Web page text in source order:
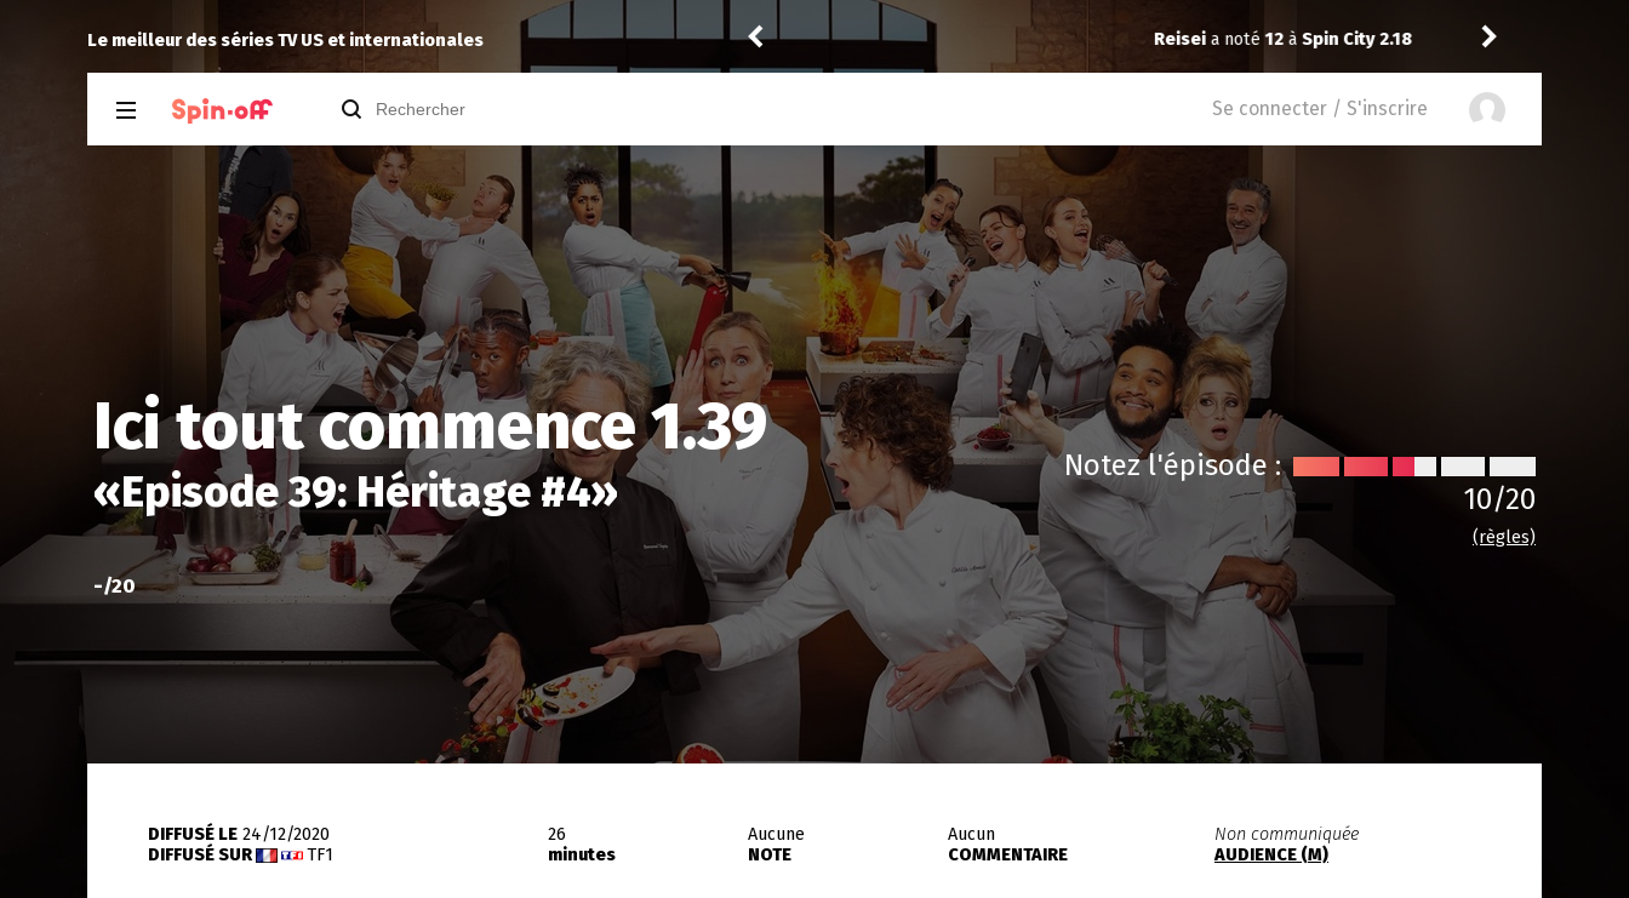
Le meilleur des séries TV US et internationales
Universe 1.01 Reiseia noté12 àSpin City 2.19 Reiseia noté a noté
Se connecter / S'inscrire
Ici tout commence 1.39
«Episode 39: Héritage #4»
-/20
Notez l'épisode :
10/20
(règles)
DIFFUSÉ LE 24/12/2020
DIFFUSÉ SUR
TF1
26
minutes
Aucune
NOTE
Aucun
COMMENTAIRE
Non communiquée
AUDIENCE (M)